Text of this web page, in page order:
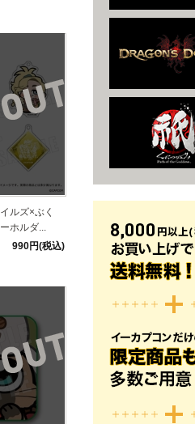
ルズ×ぶく
ホルダ...
990円(税込)